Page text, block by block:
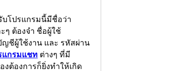
บโปรแกรมนี้มีชื่อว่า
ๆ ต้องจำ ชื่อผู้ใช้
ญชีผู้ใช้งาน และ รหัสผ่าน
แกรมแชท ต่างๆ ที่มี
ต้องการก็ยิ่งทำให้เกิด